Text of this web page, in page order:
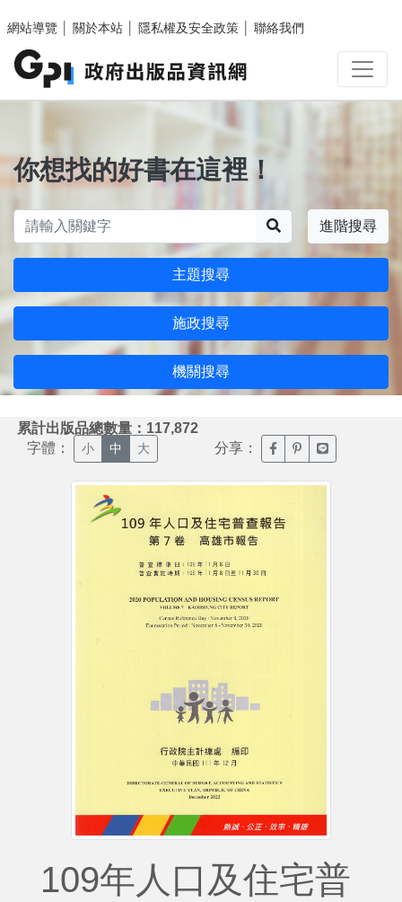
網站導覽
關於本站 隱私權及安全政策 聯絡我們
你想找的好書在這裡！
進階搜尋
主題搜尋
施政搜尋
機關搜尋
累計出版品總數量：117,872
字體： 小 中 大 分享： 臉書分享(另開新視窗)
噗浪分享(另開新
Line分享(另
109年人口及住宅普